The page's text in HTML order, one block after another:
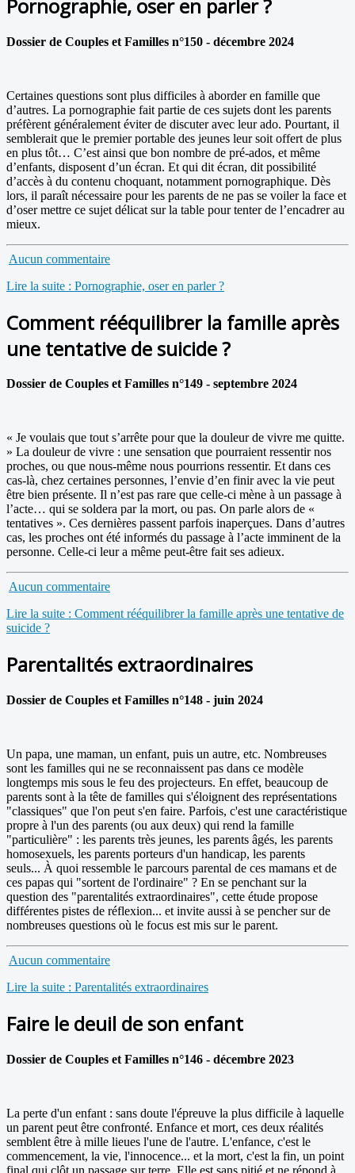
Pornographie, oser en parler ?
Dossier de Couples et Familles n°150 - décembre 2024
Certaines questions sont plus difficiles à aborder en famille que
d’autres. La pornographie fait partie de ces sujets dont les parents
préfèrent généralement éviter de discuter avec leur ado. Pourtant, il
semblerait que le premier portable des jeunes leur soit offert de plus
en plus tôt… C’est ainsi que bon nombre de pré-ados, et même
d’enfants, disposent d’un écran. Et qui dit écran, dit possibilité
d’accès à du contenu choquant, notamment pornographique. Dès
lors, il paraît nécessaire pour les parents de ne pas se voiler la face et
d’oser mettre ce sujet délicat sur la table pour tenter de l’encadrer au
mieux.
Aucun commentaire
Lire la suite : Pornographie, oser en parler ?
Comment rééquilibrer la famille après
une tentative de suicide ?
Dossier de Couples et Familles n°149 - septembre 2024
« Je voulais que tout s’arrête pour que la douleur de vivre me quitte.
» La douleur de vivre : une sensation que pourraient ressentir nos
proches, ou que nous-même nous pourrions ressentir. Et dans ces
cas-là, chez certaines personnes, l’envie d’en finir avec la vie peut
être bien présente. Il n’est pas rare que celle-ci mène à un passage à
l’acte… qui se soldera par la mort, ou pas. On parle alors de «
tentatives ». Ces dernières passent parfois inaperçues. Dans d’autres
cas, les proches ont été informés du passage à l’acte imminent de la
personne. Celle-ci leur a même peut-être fait ses adieux.
Aucun commentaire
Lire la suite : Comment rééquilibrer la famille après une tentative de
suicide ?
Parentalités extraordinaires
Dossier de Couples et Familles n°148 - juin 2024
Un papa, une maman, un enfant, puis un autre, etc. Nombreuses
sont les familles qui ne se reconnaissent pas dans ce modèle
longtemps mis sous le feu des projecteurs. En effet, beaucoup de
parents sont à la tête de familles qui s'éloignent des représentations
"classiques" que l'on peut s'en faire. Parfois, c'est une caractéristique
propre à l'un des parents (ou aux deux) qui rend la famille
"particulière" : les parents très jeunes, les parents âgés, les parents
homosexuels, les parents porteurs d'un handicap, les parents
seuls... À quoi ressemble le parcours parental de ces mamans et de
ces papas qui "sortent de l'ordinaire" ? En se penchant sur la
question des "parentalités extraordinaires", cette étude propose
différentes pistes de réflexion... et invite aussi à se pencher sur de
nombreuses questions où le focus est mis sur le parent.
Aucun commentaire
Lire la suite : Parentalités extraordinaires
Faire le deuil de son enfant
Dossier de Couples et Familles n°146 - décembre 2023
La perte d'un enfant : sans doute l'épreuve la plus difficile à laquelle
un parent peut être confronté. Enfance et mort, ces deux réalités
semblent être à mille lieues l'une de l'autre. L'enfance, c'est le
commencement, la vie, l'innocence... et la mort, c'est la fin, un point
final qui clôt un passage sur terre. Elle est sans pitié et ne répond à